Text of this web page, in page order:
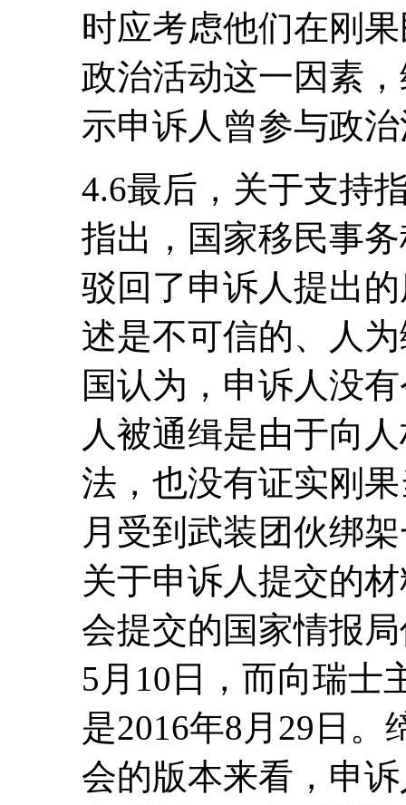
时应考虑他们在刚
政治活动这一因素
示申诉人曾参与政
4.6最后，关于支持
指出，国家移民事
驳回了申诉人提出
述是不可信的、人
国认为，申诉人没
人被通缉是由于向
法，也没有证实刚
月受到武装团伙绑
关于申诉人提交的
会提交的国家情报
5月10日，而向瑞士
是2016年8月29日
会的版本来看，申